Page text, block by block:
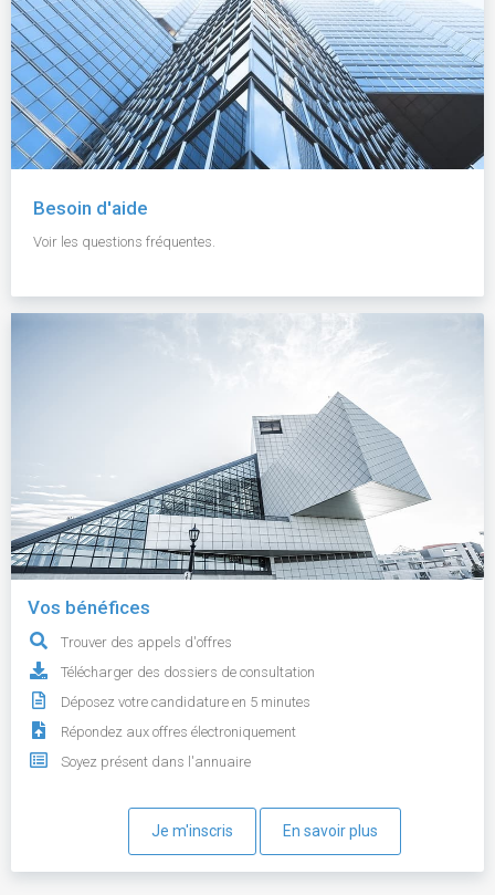
Besoin d'aide
Voir les questions fréquentes.
Vos bénéfices
Trouver des appels d'offres
Télécharger des dossiers de consultation
Déposez votre candidature en 5 minutes
Répondez aux offres électroniquement
Soyez présent dans l'annuaire
Je m'inscris En savoir plus